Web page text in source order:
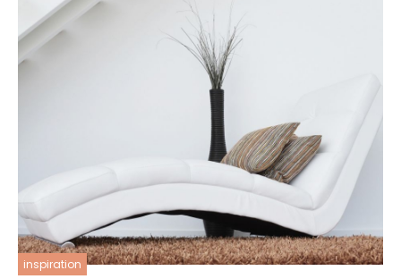
inspiration